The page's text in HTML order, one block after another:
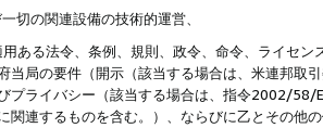
切の関連設備の技術的運営、
ある法令、条例、規則、政令、命令、ライセ
当局の要件（開示（該当する場合は、米連邦取
プライバシー（該当する場合は、指令2002/58/
関連するものを含む。）、ならびに乙とその他